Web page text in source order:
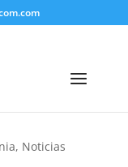
, Noticias